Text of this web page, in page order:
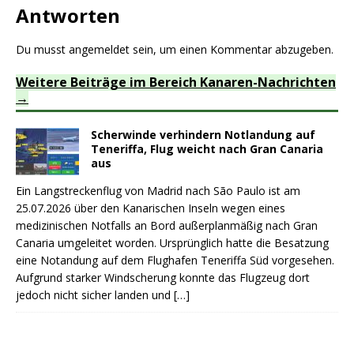
Antworten
Du musst angemeldet sein, um einen Kommentar abzugeben.
Weitere Beiträge im Bereich Kanaren-Nachrichten
Scherwinde verhindern Notlandung auf
Teneriffa, Flug weicht nach Gran Canaria
aus
Ein Langstreckenflug von Madrid nach São Paulo ist am
25.07.2026 über den Kanarischen Inseln wegen eines
medizinischen Notfalls an Bord außerplanmäßig nach Gran
Canaria umgeleitet worden. Ursprünglich hatte die Besatzung
eine Notandung auf dem Flughafen Teneriffa Süd vorgesehen.
Aufgrund starker Windscherung konnte das Flugzeug dort
jedoch nicht sicher landen und […]